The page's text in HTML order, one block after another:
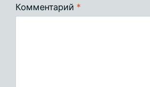
Комментарий *